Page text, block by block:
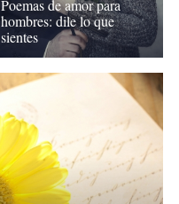
Poemas de amor para
hombres: dile lo que
sientes